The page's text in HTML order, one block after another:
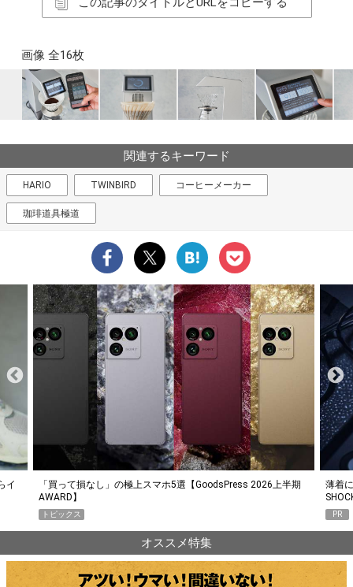
画像 全16枚
関連するキーワード
HARIO TWINBIRD コーヒーメーカー
珈琲道具極道
イ
「買って損なし」の極上スマホ5選【GoodsPress 2026上半期
AWARD】
トピックス
薄着
PR
オススメ特集